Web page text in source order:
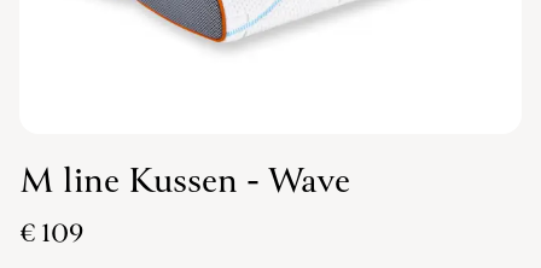
M line Kussen - Wave
€ 109